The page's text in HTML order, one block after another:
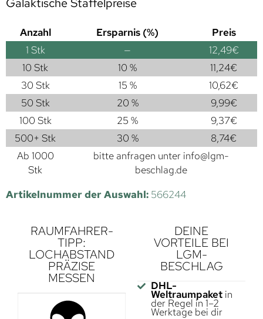
Anzahl Ersparnis (%)
Preis
1 Stk — 12,49€
10 Stk
10 % 11,24€
30 Stk
15 % 10,62€
50 Stk
20 % 9,99€
100 Stk
25 % 9,37€
500+ Stk
30 % 8,74€
Ab 1000
Stk
bitte anfragen unter info@lgm-
beschlag.de
Artikelnummer der Auswahl: 566244
RAUMFAHRER-
TIPP:
LOCHABSTAND
PRÄZISE
MESSEN
DEINE
VORTEILE BEI
LGM-
BESCHLAG
DHL-
Weltraumpaketin
der Regel in 1–2
Werktage bei dir